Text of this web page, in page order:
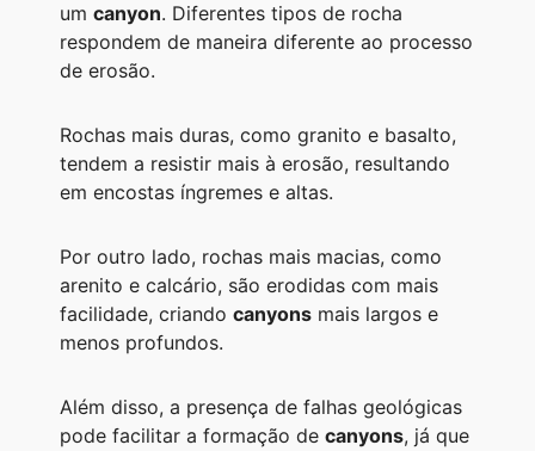
um canyon. Diferentes tipos de rocha
respondem de maneira diferente ao processo
de erosão.
Rochas mais duras, como granito e basalto,
tendem a resistir mais à erosão, resultando
em encostas íngremes e altas.
Por outro lado, rochas mais macias, como
arenito e calcário, são erodidas com mais
facilidade, criando canyons mais largos e
menos profundos.
Além disso, a presença de falhas geológicas
pode facilitar a formação de canyons, já que